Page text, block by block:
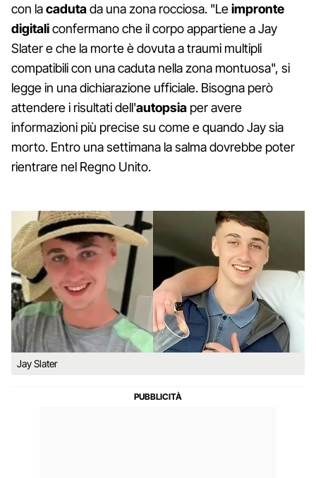
con lacadutada una zona rocciosa. "Leimpronte
digitaliconfermano che il corpo appartiene a Jay
Slater e che la morte è dovuta a traumi multipli
compatibili con una caduta nella zona montuosa", si
legge in una dichiarazione ufficiale. Bisogna però
attendere i risultati dell'autopsia per avere
informazioni più precise su come e quando Jay sia
morto. Entro una settimana la salma dovrebbe poter
rientrare nel Regno Unito.
Jay Slater